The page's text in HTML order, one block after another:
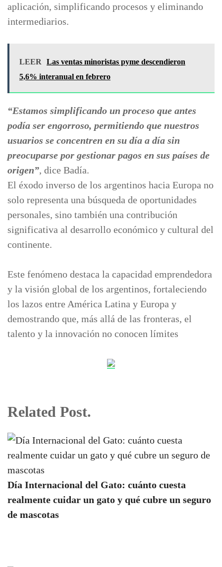
aplicación, simplificando procesos y eliminando
intermediarios.
LEER
Las ventas minoristas pyme descendieron
5,6% interanual en febrero
“Estamos simplificando un proceso que antes
podía ser engorroso, permitiendo que nuestros
usuarios se concentren en su día a día sin
preocuparse por gestionar pagos en sus países de
origen”, dice Badía.
El éxodo inverso de los argentinos hacia Europa no
solo representa una búsqueda de oportunidades
personales, sino también una contribución
significativa al desarrollo económico y cultural del
continente.
Este fenómeno destaca la capacidad emprendedora
y la visión global de los argentinos, fortaleciendo
los lazos entre América Latina y Europa y
demostrando que, más allá de las fronteras, el
talento y la innovación no conocen límites
Related Post.
Día Internacional del Gato: cuánto cuesta
realmente cuidar un gato y qué cubre un seguro
de mascotas